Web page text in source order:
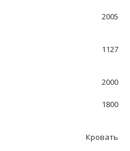
2005
1127
2000
1800
Кровать